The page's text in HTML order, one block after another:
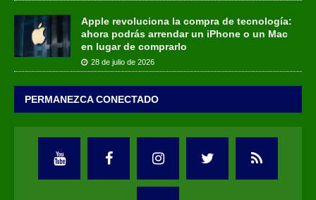
Apple revoluciona la compra de tecnología:
ahora podrás arrendar un iPhone o un Mac
en lugar de comprarlo
28 de julio de 2026
PERMANEZCA CONECTADO